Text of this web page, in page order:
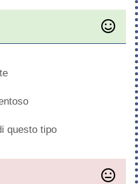
questo tipo